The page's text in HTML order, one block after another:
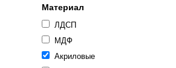
Материал
ЛДСП
МДФ
Акриловые